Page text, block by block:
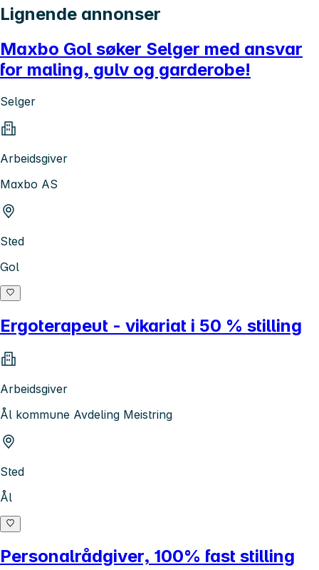
Lignende annonser
Maxbo Gol søker Selger med ansvar
for maling, gulv og garderobe!
Selger
Arbeidsgiver
Maxbo AS
Sted
Gol
Ergoterapeut - vikariat i 50 % stilling
Arbeidsgiver
Ål kommune Avdeling Meistring
Sted
Ål
Personalrådgiver, 100% fast stilling